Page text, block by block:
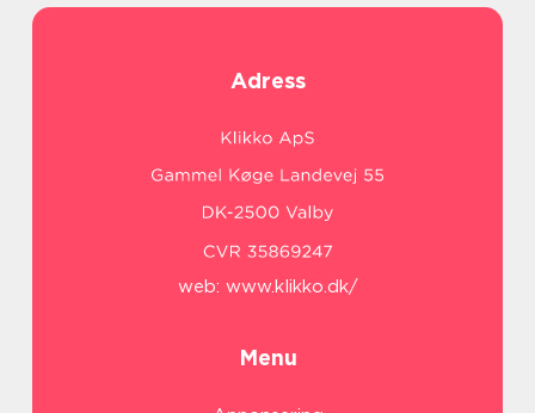
Adress
web: www.klikko.dk/
Menu